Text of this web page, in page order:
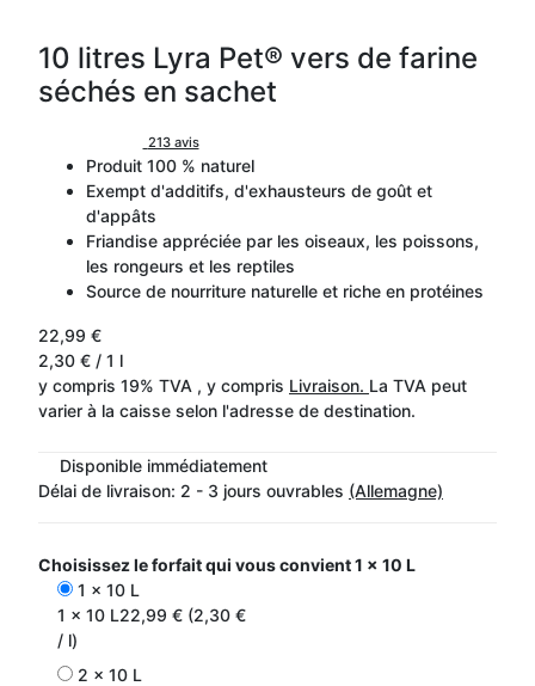
10 litres Lyra Pet® vers de farine
séchés en sachet
213 avis
Produit 100 % naturel
Exempt d'additifs, d'exhausteurs de goût et
d'appâts
Friandise appréciée par les oiseaux, les poissons,
les rongeurs et les reptiles
Source de nourriture naturelle et riche en protéines
22,99 €
2,30 € / 1 l
y compris 19% TVA , y compris Livraison. La TVA peut
varier à la caisse selon l'adresse de destination.
Disponible immédiatement
Délai de livraison: 2 - 3 jours ouvrables (Allemagne)
Choisissez le forfait qui vous convient1 x 10 L
1 x 10 L
1 x 10 L22,99 € (2,30 €
/ l)
2 x 10 L